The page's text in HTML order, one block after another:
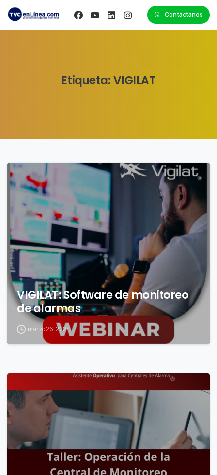
Contáctanos
Etiqueta:VIGILAT
0
VIGILAT: Software de monitoreo
de alarmas
marzo 26, 2024
0